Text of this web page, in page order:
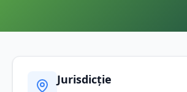
Jurisdicție